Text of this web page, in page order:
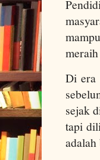
Di era
sejak
tapi